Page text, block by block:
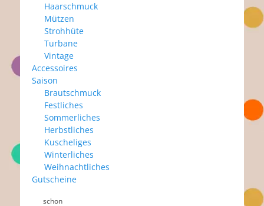
Haarschmuck
Mützen
Strohhüte
Turbane
Vintage
Accessoires
Saison
Brautschmuck
Festliches
Sommerliches
Herbstliches
Kuscheliges
Winterliches
Weihnachtliches
Gutscheine